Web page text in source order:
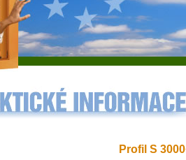
Profil S 3000